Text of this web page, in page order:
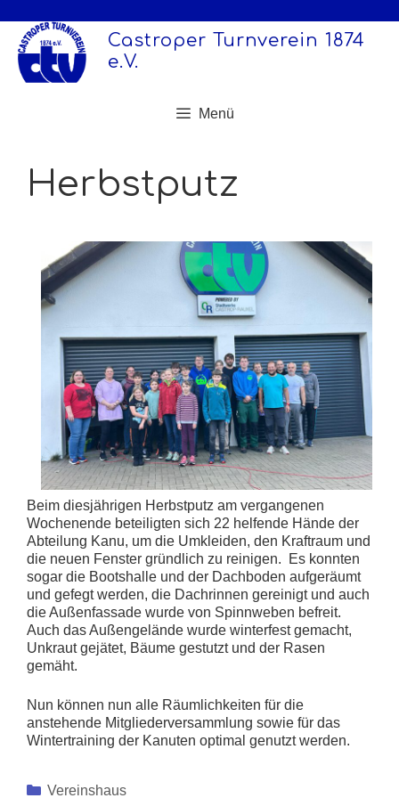
Inhalt
springen
Castroper Turnverein 1874
e.V.
Menü
Herbstputz
Beim diesjährigen Herbstputz am vergangenen
Wochenende beteiligten sich 22 helfende Hände der
Abteilung Kanu, um die Umkleiden, den Kraftraum und
die neuen Fenster gründlich zu reinigen. Es konnten
sogar die Bootshalle und der Dachboden aufgeräumt
und gefegt werden, die Dachrinnen gereinigt und auch
die Außenfassade wurde von Spinnweben befreit.
Auch das Außengelände wurde winterfest gemacht,
Unkraut gejätet, Bäume gestutzt und der Rasen
gemäht.
Nun können nun alle Räumlichkeiten für die
anstehende Mitgliederversammlung sowie für das
Wintertraining der Kanuten optimal genutzt werden.
Kategorien
Vereinshaus